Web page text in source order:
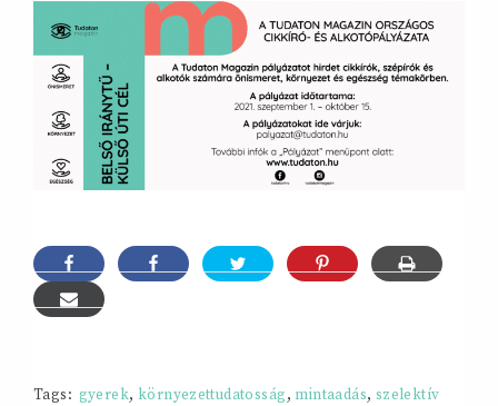
Tags: gyerek, környezettudatosság, mintaadás, szelektív